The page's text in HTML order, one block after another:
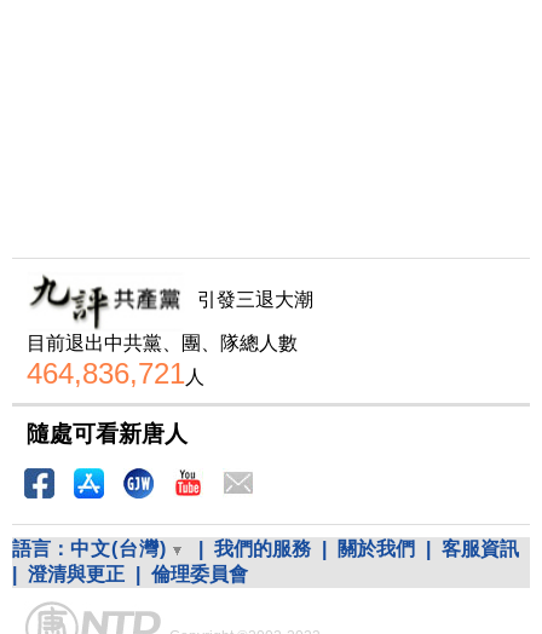
引發三退大潮
目前退出中共黨、團、隊總人數
464,836,721人
隨處可看新唐人
語言： 中文(台灣) 我們的服務 關於我們
客服資訊
澄清與更正 倫理委員會